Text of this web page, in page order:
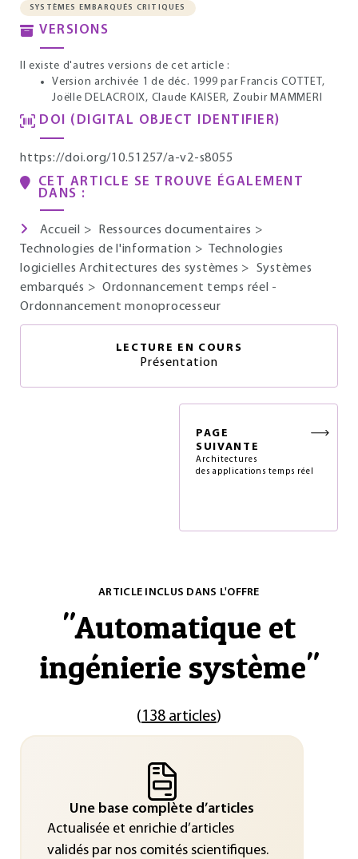
SYSTÈMES EMBARQUÉS CRITIQUES
VERSIONS
Il existe d'autres versions de cet article :
Version archivée 1 de déc. 1999 par Francis COTTET,
Joëlle DELACROIX, Claude KAISER, Zoubir MAMMERI
DOI (DIGITAL OBJECT IDENTIFIER)
https://doi.org/10.51257/a-v2-s8055
CET ARTICLE SE TROUVE ÉGALEMENT
DANS :
Accueil > Ressources documentaires >
Technologies de l'information >
Technologies
logicielles Architectures des systèmes > Systèmes
embarqués > Ordonnancement temps réel -
Ordonnancement monoprocesseur
LECTURE EN COURS
Présentation
PAGE
SUIVANTE
Architectures
des applications temps réel
ARTICLE INCLUS DANS L'OFFRE
"Automatique et
ingénierie système"
(138 articles)
Une base complète d’articles
Actualisée et enrichie d’articles
validés par nos comités scientifiques.